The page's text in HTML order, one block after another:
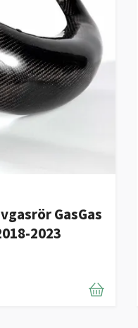
GasGas
2023